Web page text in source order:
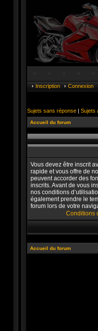
Inscription Connexion
Sujets sans réponse | Sujets
Accueil du forum
Vous devez être inscrit
rapide et vous offre de
peuvent accorder des
inscrits. Avant de vous
nos conditions
également prendre le
forum lors de votre
Conditions
Accueil du forum